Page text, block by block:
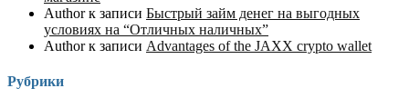
Authorк записи Быстрый займ денег на выгодных
условиях на “Отличных наличных”
Authorк записи Advantages of the JAXX crypto wallet
Рубрики